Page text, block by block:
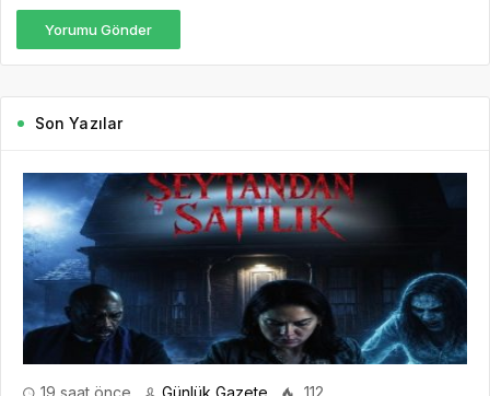
Yorumu Gönder
Son Yazılar
19 saat önce Günlük Gazete 112